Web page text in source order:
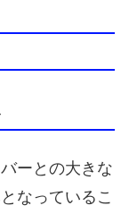
ーとの大きな
なっているこ